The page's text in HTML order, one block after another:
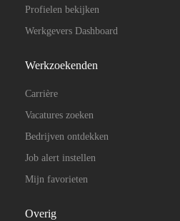
Profielen bekijken
Werkgevers Dashboard
Werkzoekenden
Carrière
Vacatures zoeken
Bedrijven ontdekken
Job alert instellen
Mijn favorieten
Overig